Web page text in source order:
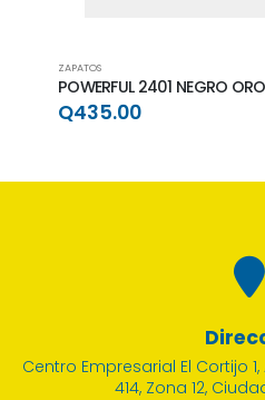
ZAPATOS
POWERFUL 2401 NEGRO
Q435.00
Centro Empresarial El Cortijo
414, Zona 12,